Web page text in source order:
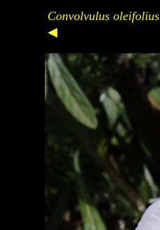
Convolvulus oleifolius